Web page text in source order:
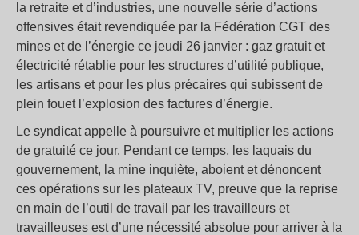
la retraite et d’industries, une nouvelle série d’actions
offensives était revendiquée par la Fédération CGT des
mines et de l’énergie ce jeudi 26 janvier : gaz gratuit et
électricité rétablie pour les structures d’utilité publique,
les artisans et pour les plus précaires qui subissent de
plein fouet l’explosion des factures d’énergie.
Le syndicat appelle à poursuivre et multiplier les actions
de gratuité ce jour. Pendant ce temps, les laquais du
gouvernement, la mine inquiète, aboient et dénoncent
ces opérations sur les plateaux TV, preuve que la reprise
en main de l’outil de travail par les travailleurs et
travailleuses est d’une nécessité absolue pour arriver à la